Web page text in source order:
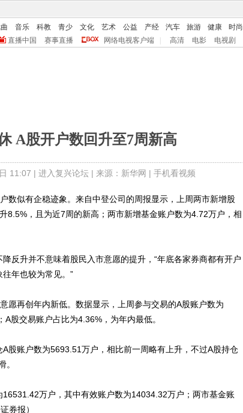
音乐 科教 青少 文化 艺术 公益 产经 汽车 旅游 健康 时尚
直播中国 赛事直播 网络电视客户端 高清 电影 电视剧
A股开户数回升至7周新高
11:07 | 进入复兴论坛| 来源：新华网 | 手机看视频
似有企稳迹象。来自中登公司的周报显示，上周两市新增股
8.5%，且为近7周的新高；两市新增基金账户数为4.72万户，相
升并不意味着股民入市意愿的提升，“年底各家券商都有开户
年也较为常见。”
再创年内新低。数据显示，上周参与交易的A股账户数为
股交易账户占比为4.36%，为年内最低。
账户数为5693.51万户，相比前一周略有上升，不过A股持仓
。
万户，其中有效账户数为14034.32万户；两市基金账
券报）